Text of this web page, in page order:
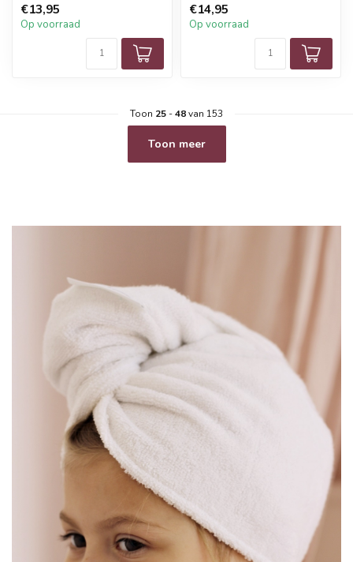
€13,95
Op voorraad
€14,95
Op voorraad
Toon 25 -48van 153
Toon meer